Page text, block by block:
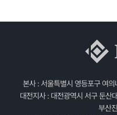
본사 : 서울특별시 영등포구 여
대전지사 : 대전광역시 서구 둔산
부산